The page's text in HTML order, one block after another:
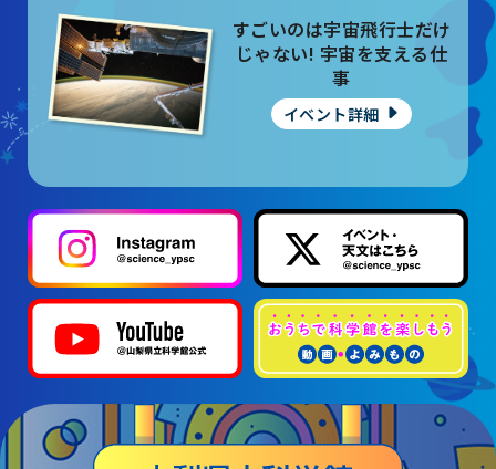
お知らせ
サイトポリシー
プライバシーポリシー
プラネタリウム
イベント
すごいのは宇宙飛行士だけ
じゃない! 宇宙を支える仕
事
イベント詳細